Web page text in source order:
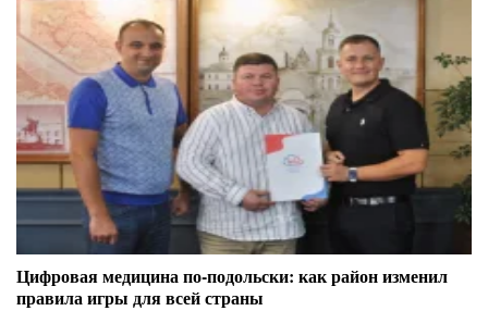
Цифровая медицина по-подольски: как район изменил
правила игры для всей страны